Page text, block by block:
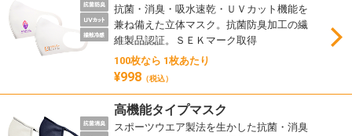
抗菌・消臭・吸水速乾・ＵＶカット機能を
兼ね備えた立体マスク。抗菌防臭加工の繊
維製品認証。ＳＥＫマーク取得
100枚なら 1枚あたり
¥998 （税込）
高機能タイプマスク
スポーツウエア製法を生かした抗菌・消臭